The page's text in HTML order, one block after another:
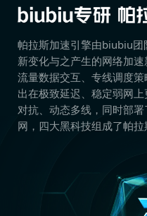
帕拉斯加速引擎由biubiu
新变化与之产生的网络加速
流量数据交互、专线调度
出在极致延迟、稳定弱网
对抗、动态多线，同时部
网，四大黑科技组成了帕拉